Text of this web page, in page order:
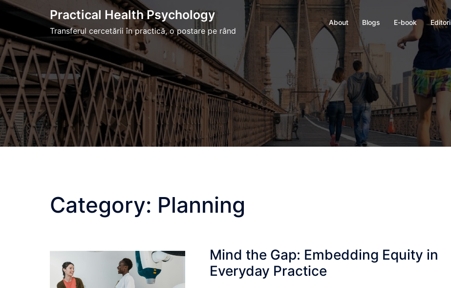
Skip
content
Practical Health Psychology
Transferul cercetării în practică, o postare pe rând
About Blogs E-book Editori
Category: Planning
Mind the Gap: Embedding Equity in
Everyday Practice